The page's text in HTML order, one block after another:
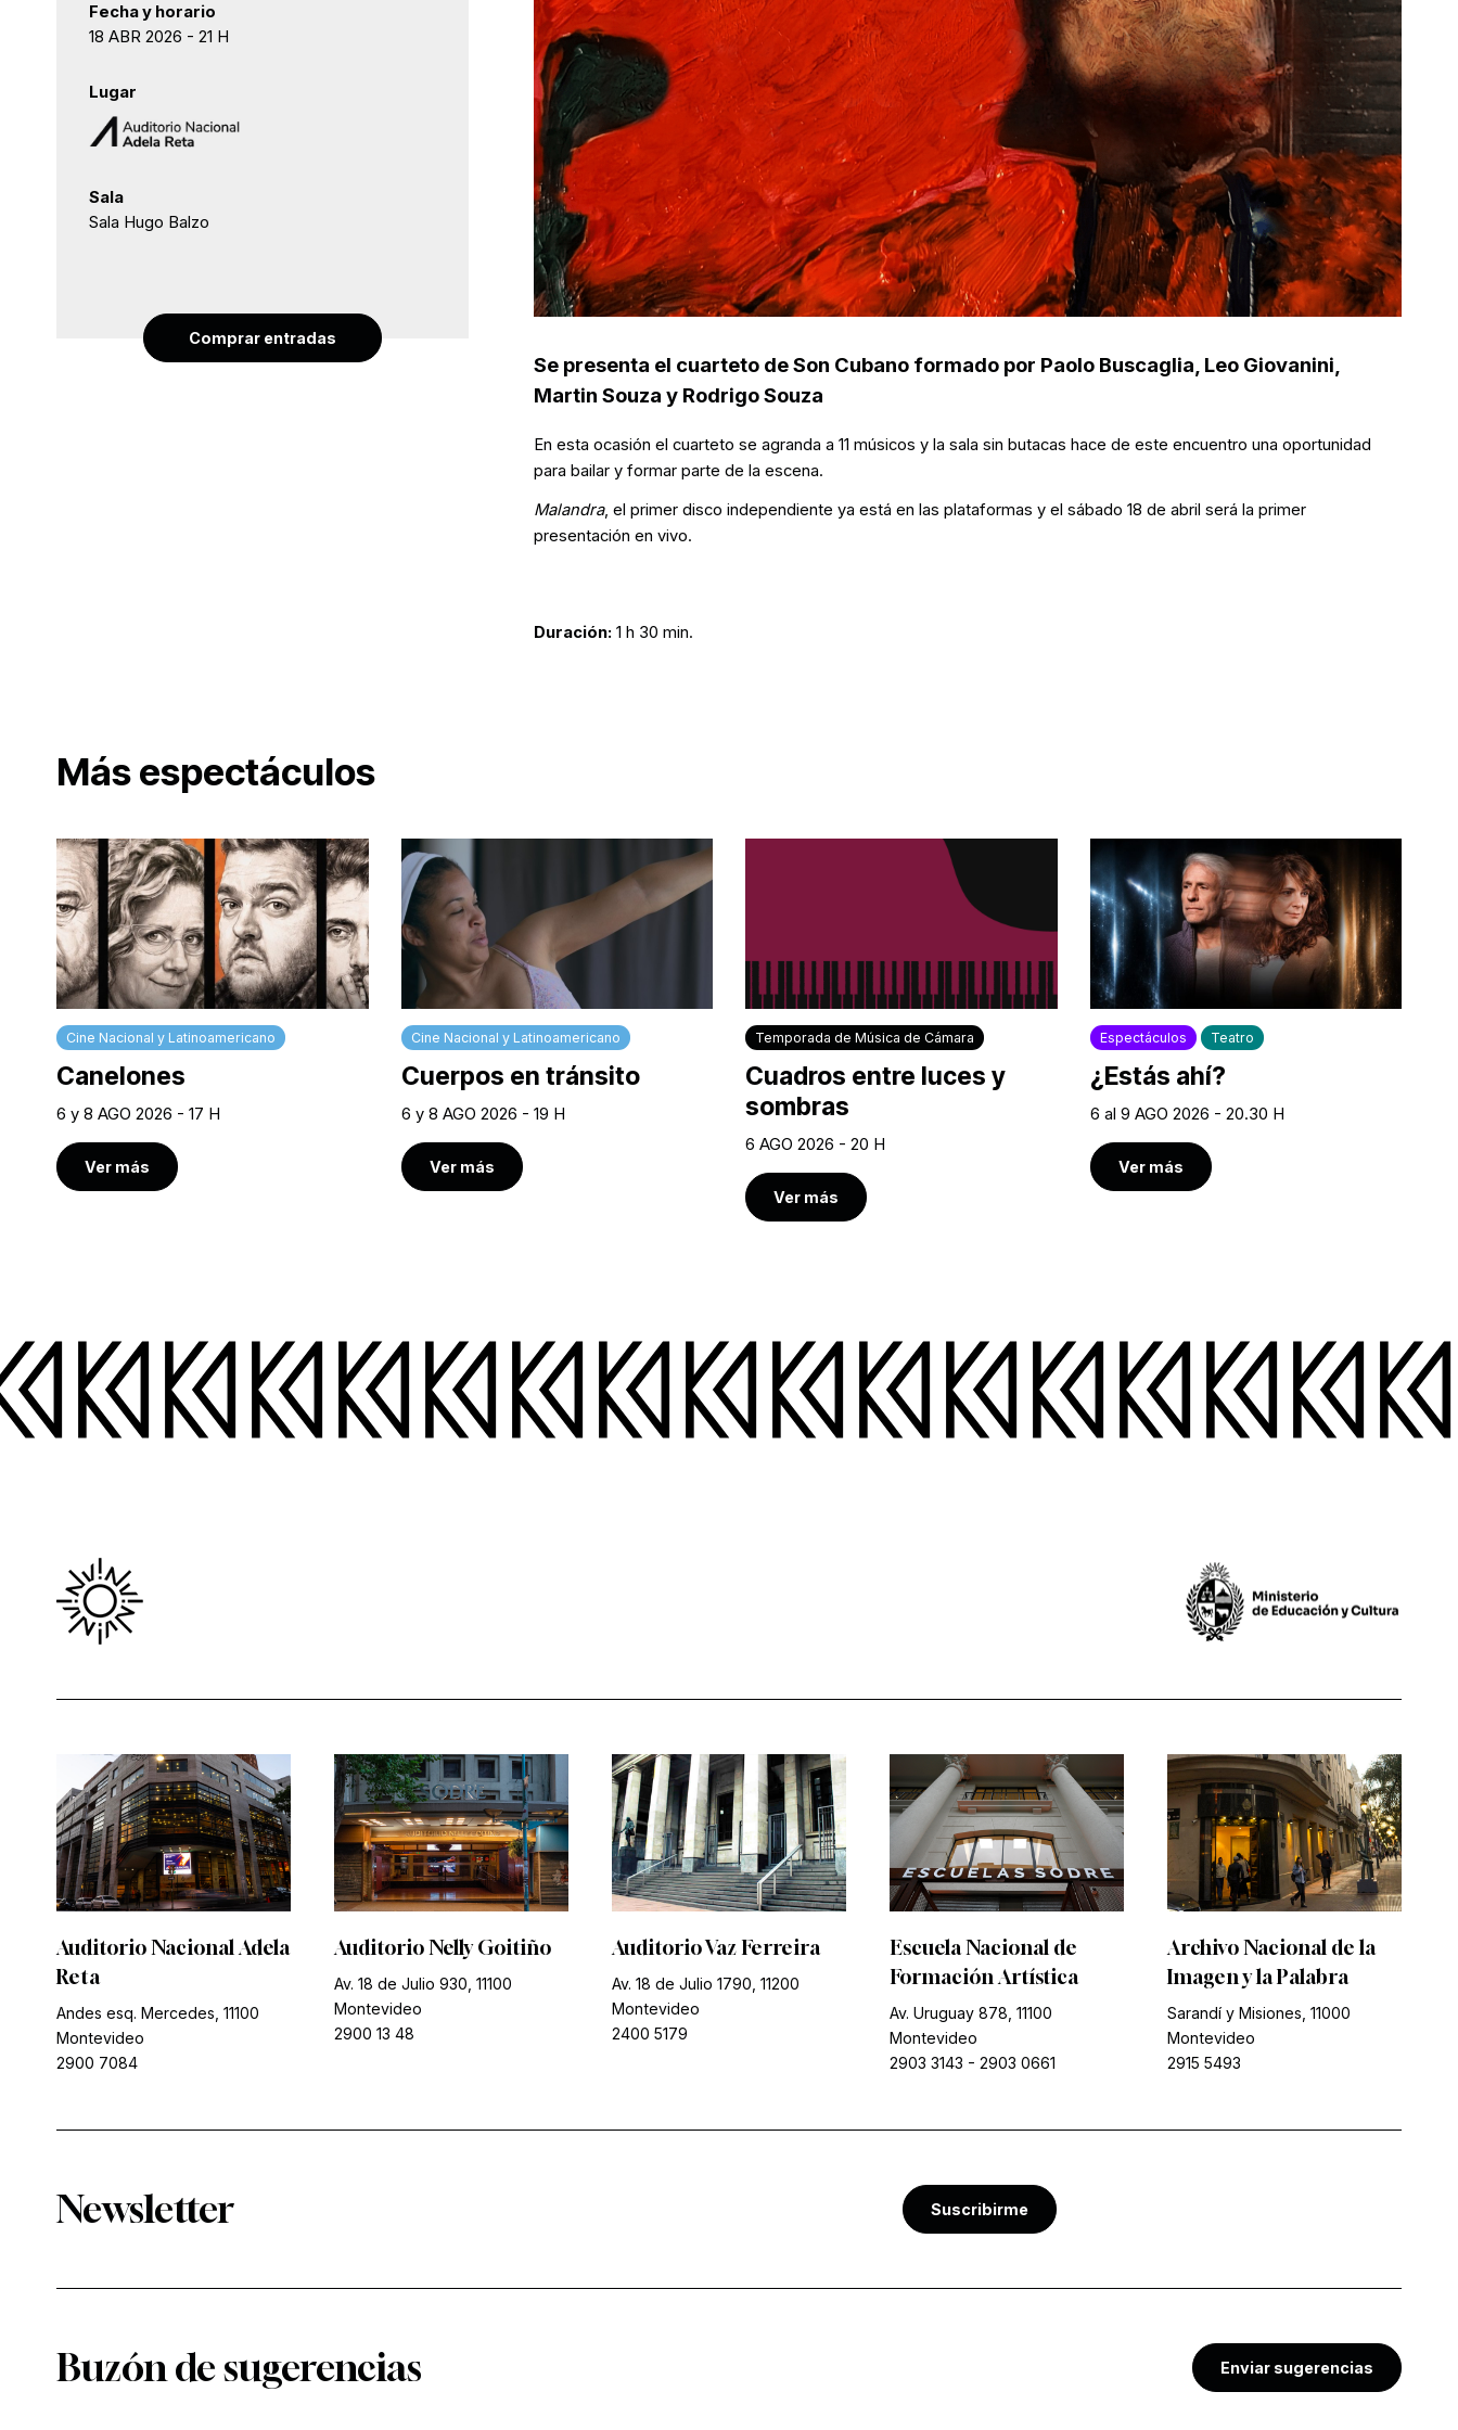
Se presenta el cuarteto de Son Cubano formado por Paolo Buscaglia, Leo Giovanini,
Martin Souza y Rodrigo Souza
En esta ocasión el cuarteto se agranda a 11 músicos y la sala sin butacas hace de este encuentro una oportunidad
para bailar y formar parte de la escena.
Malandra, el primer disco independiente ya está en las plataformas y el sábado 18 de abril será la primer
presentación en vivo.
Duración: 1 h 30 min.
Fecha y horario
18 ABR 2026 - 21 H
Lugar
Sala
Sala Hugo Balzo
Comprar entradas
Más espectáculos
Cine Nacional y Latinoamericano
Canelones
6 y 8 AGO 2026 - 17 H
Ver más
Cine Nacional y Latinoamericano
Cuerpos en tránsito
6 y 8 AGO 2026 - 19 H
Ver más
Temporada de Música de Cámara
Cuadros entre luces y
sombras
6 AGO 2026 - 20 H
Ver más
Espectáculos Teatro
¿Estás ahí?
6 al 9 AGO 2026 - 20.30 H
Ver más
Auditorio Nacional Adela
Reta
Andes esq. Mercedes, 11100
Montevideo
2900 7084
Auditorio Nelly Goitiño
Av. 18 de Julio 930, 11100
Montevideo
2900 13 48
Auditorio Vaz Ferreira
Av. 18 de Julio 1790, 11200
Montevideo
2400 5179
Escuela Nacional de
Formación Artística
Av. Uruguay 878, 11100
Montevideo
2903 3143 - 2903 0661
Archivo Nacional de la
Imagen y la Palabra
Sarandí y Misiones, 11000
Montevideo
2915 5493
Newsletter Suscribirme
Buzón de sugerencias Enviar sugerencias